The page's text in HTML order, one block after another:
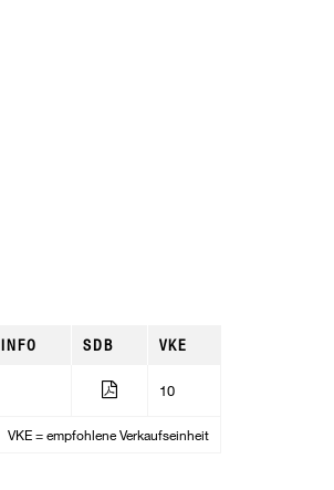
INFO SDB VKE
10
VKE = empfohlene Verkaufseinheit